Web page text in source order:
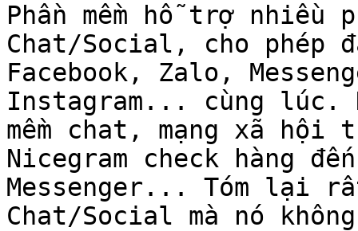
Phần mềm hỗ trợ
Chat/Social, cho phép
Facebook, Zalo,
Instagram... cùng lúc.
mềm chat, mạng xã
Nicegram check hàng
Messenger... Tóm lại
Chat/Social mà nó